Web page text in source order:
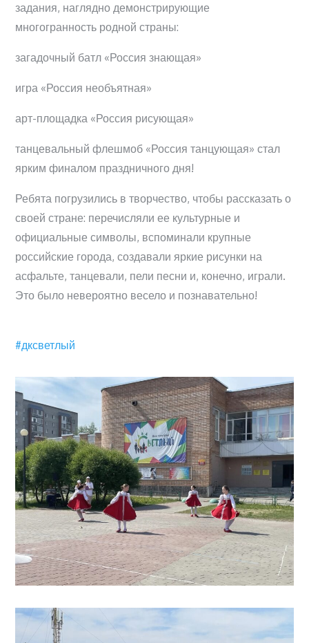
задания, наглядно демонстрирующие
многогранность родной страны:
загадочный батл «Россия знающая»
игра «Россия необъятная»
арт-площадка «Россия рисующая»
танцевальный флешмоб «Россия танцующая» стал
ярким финалом праздничного дня!
Ребята погрузились в творчество, чтобы рассказать о
своей стране: перечисляли ее культурные и
официальные символы, вспоминали крупные
российские города, создавали яркие рисунки на
асфальте, танцевали, пели песни и, конечно, играли.
Это было невероятно весело и познавательно!
#дксветлый